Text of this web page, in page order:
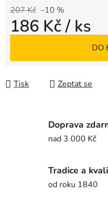
207 Kč –10 %
186 Kč/ ks
DO
Tisk Zeptat se
Doprava
nad 3 000 Kč
Tradice a
od roku 1840